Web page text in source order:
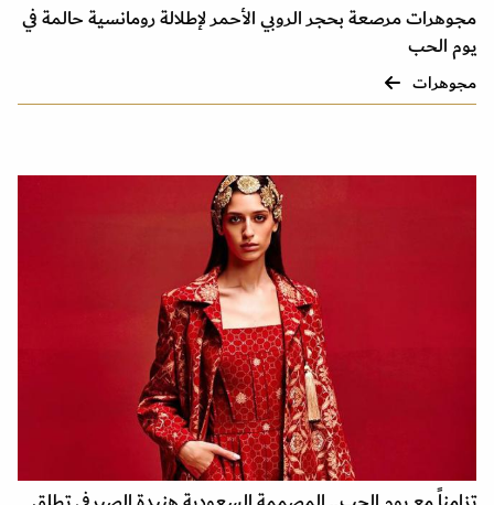
مجوهرات مرصعة بحجر الروبي الأحمر لإطلالة رومانسية حالمة في
يوم الحب
مجوهرات